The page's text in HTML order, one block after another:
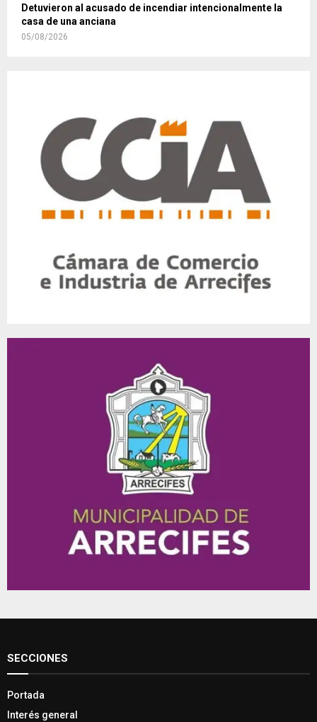
Detuvieron al acusado de incendiar intencionalmente la
casa de una anciana
05/08/2026
SECCIONES
Portada
Interés general